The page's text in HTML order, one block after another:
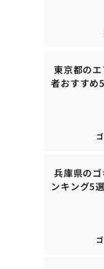
東京都の
者おすすめ
兵庫県の
ンキング5